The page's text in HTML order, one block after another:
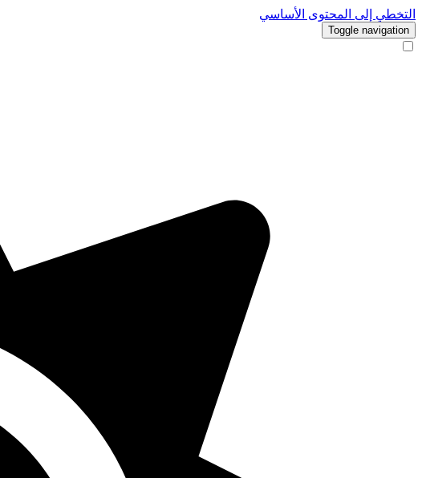
التخطي إلى المحتوى الأساسي
Toggle navigation